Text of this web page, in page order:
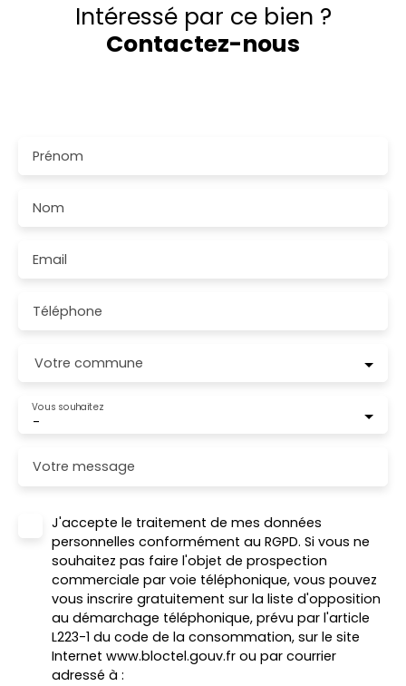
Intéressé par ce bien ?
Contactez-nous
Prénom
Nom
Email
Téléphone
Votre commune
-
Vous souhaitez
Votre message
J'accepte le traitement de mes données
personnelles conformément au RGPD. Si vous ne
souhaitez pas faire l'objet de prospection
commerciale par voie téléphonique, vous pouvez
vous inscrire gratuitement sur la liste d'opposition
au démarchage téléphonique, prévu par l'article
L223-1 du code de la consommation, sur le site
Internet www.bloctel.gouv.fr ou par courrier
adressé à :